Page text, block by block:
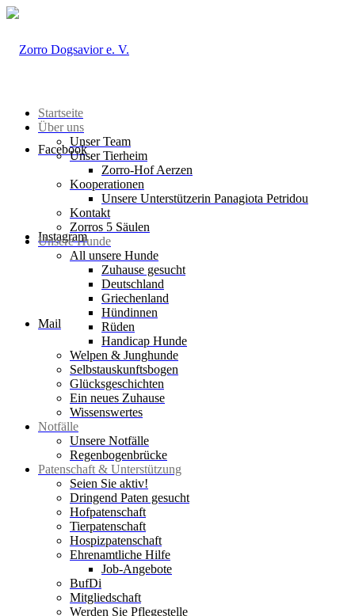
Facebook
Instagram
Mail
Startseite
Über uns
Unser Team
Unser Tierheim
Zorro-Hof Aerzen
Kooperationen
Unsere Unterstützerin Panagiota Petridou
Kontakt
Zorros 5 Säulen
Unsere Hunde
All unsere Hunde
Zuhause gesucht
Deutschland
Griechenland
Hündinnen
Rüden
Handicap Hunde
Welpen & Junghunde
Selbstauskunftsbogen
Glücksgeschichten
Ein neues Zuhause
Wissenswertes
Notfälle
Unsere Notfälle
Regenbogenbrücke
Patenschaft & Unterstützung
Seien Sie aktiv!
Dringend Paten gesucht
Hofpatenschaft
Tierpatenschaft
Hospizpatenschaft
Ehrenamtliche Hilfe
Job-Angebote
BufDi
Mitgliedschaft
Werden Sie Pflegestelle